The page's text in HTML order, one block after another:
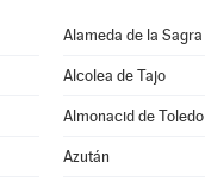
Alameda de la Sagra
Alcolea de Tajo
Almonacid de Toledo
Azután